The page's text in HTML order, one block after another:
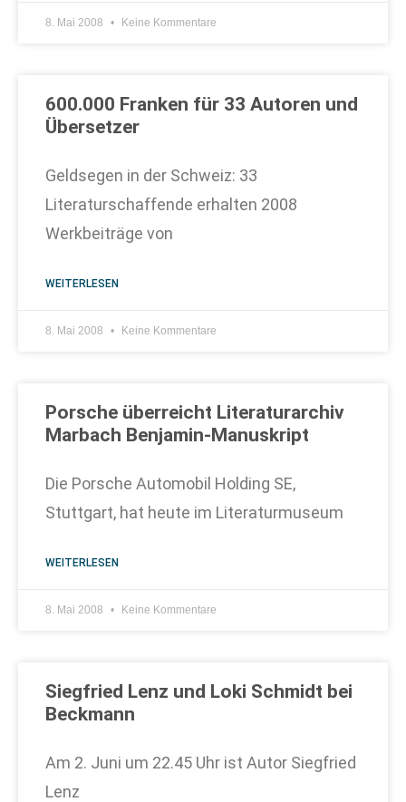
8. Mai 2008 Keine Kommentare
600.000 Franken für 33 Autoren und
Übersetzer
Geldsegen in der Schweiz: 33
Literaturschaffende erhalten 2008
Werkbeiträge von
WEITERLESEN
8. Mai 2008 Keine Kommentare
Porsche überreicht Literaturarchiv
Marbach Benjamin-Manuskript
Die Porsche Automobil Holding SE,
Stuttgart, hat heute im Literaturmuseum
WEITERLESEN
8. Mai 2008 Keine Kommentare
Siegfried Lenz und Loki Schmidt bei
Beckmann
Am 2. Juni um 22.45 Uhr ist Autor Siegfried
Lenz